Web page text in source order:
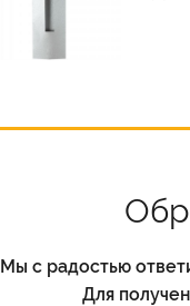
Мы с радостью
Для